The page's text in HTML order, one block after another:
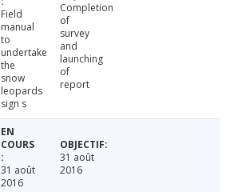
Field
manual
to
undertake
the
snow
leopards
sign s
Completion
of
survey
and
launching
of
report
31 août
2016
31 août
2016